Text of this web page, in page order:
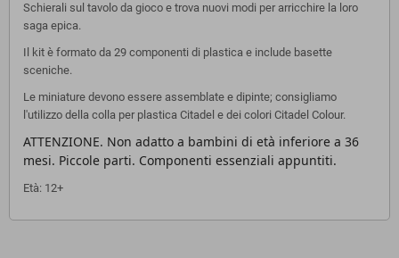
Schierali sul tavolo da gioco e trova nuovi modi per arricchire la loro
saga epica.
Il kit è formato da 29 componenti di plastica e include basette
sceniche.
Le miniature devono essere assemblate e dipinte; consigliamo
l'utilizzo della colla per plastica Citadel e dei colori Citadel Colour.
ATTENZIONE. Non adatto a bambini di età inferiore a 36
mesi. Piccole parti. Componenti essenziali appuntiti.
Età: 12+